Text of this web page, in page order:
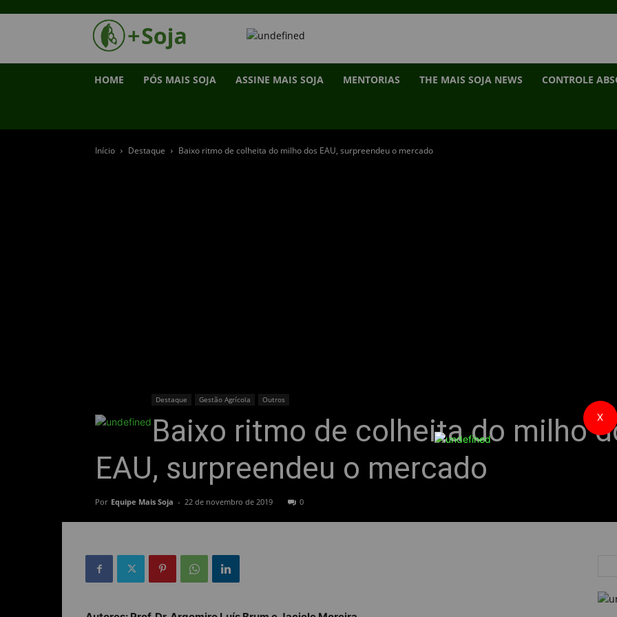
HOME PÓS MAIS SOJA ASSINE MAIS SOJA MENTORIAS THE MAIS SOJA NEWS CONTROLE
Início Destaque Baixo ritmo de colheita do milho dos EAU, surpreendeu o mercado
Destaque Gestão Agrícola Outros
Baixo ritmo de colheita do milho
EAU, surpreendeu o mercado
Por Equipe Mais Soja - 22 de novembro de 2019 0
X